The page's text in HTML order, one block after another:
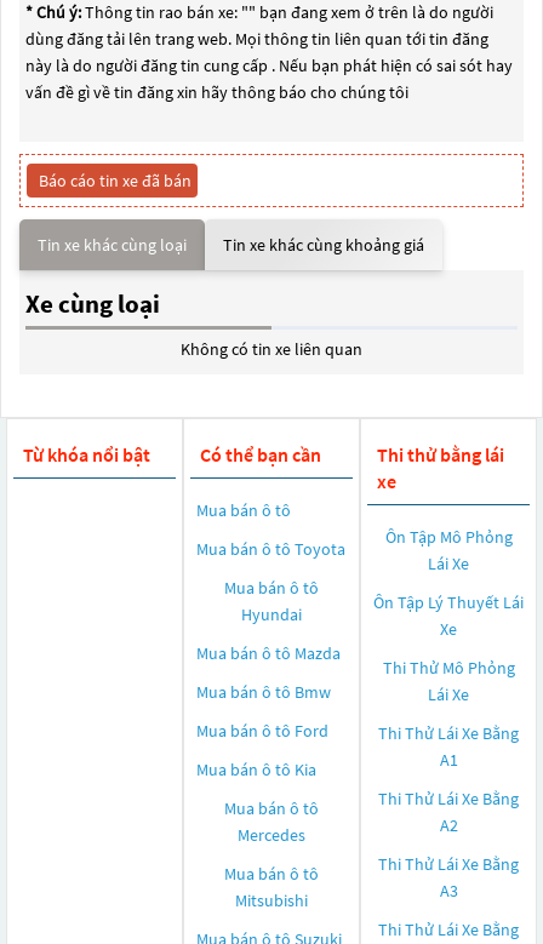
* Chú ý:Thông tin rao bán xe: "" bạn đang xem ở trên là do người
dùng đăng tải lên trang web. Mọi thông tin liên quan tới tin đăng
này là do người đăng tin cung cấp . Nếu bạn phát hiện có sai sót hay
vấn đề gì về tin đăng xin hãy thông báo cho chúng tôi
Báo cáo tin xe đã bán
Tin xe khác cùng loại Tin xe khác cùng khoảng giá
Xe cùng loại
Không có tin xe liên quan
Từ khóa nổi bật Có thể bạn cần
Mua bán ô tô
Mua bán ô tô Toyota
Mua bán ô tô
Hyundai
Mua bán ô tô Mazda
Mua bán ô tô Bmw
Mua bán ô tô Ford
Mua bán ô tô Kia
Mua bán ô tô
Mercedes
Mua bán ô tô
Mitsubishi
Mua bán ô tô Suzuki
Thi thử bằng lái
xe
Ôn Tập Mô Phỏng
Lái Xe
Ôn Tập Lý Thuyết Lái
Xe
Thi Thử Mô Phỏng
Lái Xe
Thi Thử Lái Xe Bằng
A1
Thi Thử Lái Xe Bằng
A2
Thi Thử Lái Xe Bằng
A3
Thi Thử Lái Xe Bằng